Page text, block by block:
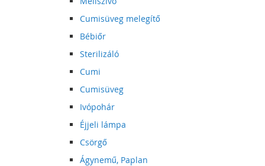
Cumisüveg melegítő
Bébiőr
Sterilizáló
Cumi
Cumisüveg
Ivópohár
Éjjeli lámpa
Csörgő
Ágynemű, Paplan